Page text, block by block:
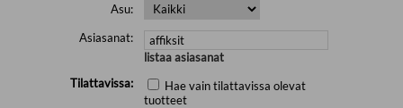
Asu:
Asiasanat:
listaa asiasanat
Tilattavissa:
Hae vain tilattavissa olevat
tuotteet